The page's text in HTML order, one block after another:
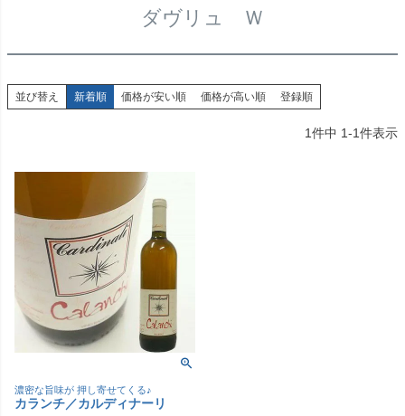
ダヴリュ Ｗ
並び替え 新着順 価格が安い順 価格が高い順 登録順
1件中 1-1件表示
濃密な旨味が 押し寄せてくる♪
カランチ／カルディナーリ